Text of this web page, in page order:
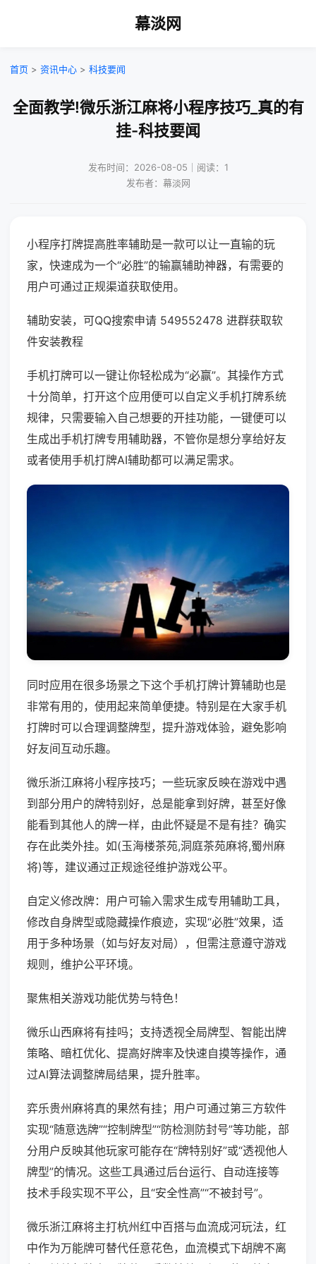
幕淡网
首页 > 资讯中心 > 科技要闻
全面教学!微乐浙江麻将小程序技巧_真的有
挂-科技要闻
发布时间：2026-08-05｜阅读：1
发布者：幕淡网
小程序打牌提高胜率辅助是一款可以让一直输的玩
家，快速成为一个“必胜”的输赢辅助神器，有需要的
用户可通过正规渠道获取使用。
辅助安装，可QQ搜索申请 549552478 进群获取软
件安装教程
手机打牌可以一键让你轻松成为“必赢”。其操作方式
十分简单，打开这个应用便可以自定义手机打牌系统
规律，只需要输入自己想要的开挂功能，一键便可以
生成出手机打牌专用辅助器，不管你是想分享给好友
或者使用手机打牌AI辅助都可以满足需求。
同时应用在很多场景之下这个手机打牌计算辅助也是
非常有用的，使用起来简单便捷。特别是在大家手机
打牌时可以合理调整牌型，提升游戏体验，避免影响
好友间互动乐趣。
微乐浙江麻将小程序技巧；一些玩家反映在游戏中遇
到部分用户的牌特别好，总是能拿到好牌，甚至好像
能看到其他人的牌一样，由此怀疑是不是有挂？确实
存在此类外挂。如(玉海楼茶苑,洞庭茶苑麻将,蜀州麻
将)等，建议通过正规途径维护游戏公平。
自定义修改牌：用户可输入需求生成专用辅助工具，
修改自身牌型或隐藏操作痕迹，实现“必胜”效果，适
用于多种场景（如与好友对局），但需注意遵守游戏
规则，维护公平环境。
聚焦相关游戏功能优势与特色！
微乐山西麻将有挂吗；支持透视全局牌型、智能出牌
策略、暗杠优化、提高好牌率及快速自摸等操作，通
过AI算法调整牌局结果，提升胜率。
弈乐贵州麻将真的果然有挂；用户可通过第三方软件
实现“随意选牌”“控制牌型”“防检测防封号”等功能，部
分用户反映其他玩家可能存在“牌特别好”或“透视他人
牌型”的情况。这些工具通过后台运行、自动连接等
技术手段实现不平公，且“安全性高”“不被封号”。
微乐浙江麻将主打杭州红中百搭与血流成河玩法，红
中作为万能牌可替代任意花色，血流模式下胡牌不离